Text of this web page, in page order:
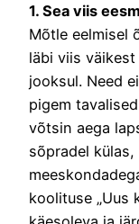
1. Sea viis
Mõtle eelmisel
läbi viis väikest
jooksul. Need
pigem
võtsin aega
sõpradel
koolituse „Uus